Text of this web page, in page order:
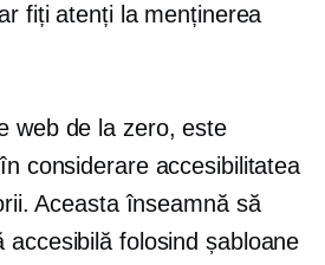
fiți atenți la menținerea
web de la zero, este
considerare accesibilitatea
Aceasta înseamnă să
folosind șabloane